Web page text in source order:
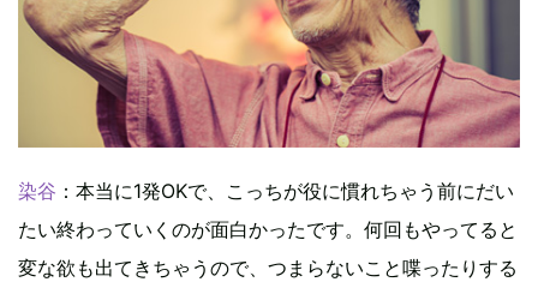
染谷 ：本当に1発OKで、こっちが役に慣れちゃう前にだい
たい終わっていくのが面白かったです。何回もやってると
変な欲も出てきちゃうので、つまらないこと喋ったりする